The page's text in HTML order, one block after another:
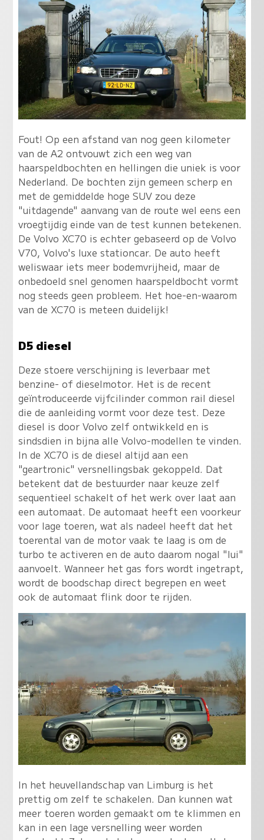
Fout! Op een afstand van nog geen kilometer
van de A2 ontvouwt zich een weg van
haarspeldbochten en hellingen die uniek is voor
Nederland. De bochten zijn gemeen scherp en
met de gemiddelde hoge SUV zou deze
"uitdagende" aanvang van de route wel eens een
vroegtijdig einde van de test kunnen betekenen.
De Volvo XC70 is echter gebaseerd op de Volvo
V70, Volvo's luxe stationcar. De auto heeft
weliswaar iets meer bodemvrijheid, maar de
onbedoeld snel genomen haarspeldbocht vormt
nog steeds geen probleem. Het hoe-en-waarom
van de XC70 is meteen duidelijk!
D5 diesel
Deze stoere verschijning is leverbaar met
benzine- of dieselmotor. Het is de recent
geïntroduceerde vijfcilinder common rail diesel
die de aanleiding vormt voor deze test. Deze
diesel is door Volvo zelf ontwikkeld en is
sindsdien in bijna alle Volvo-modellen te vinden.
In de XC70 is de diesel altijd aan een
"geartronic" versnellingsbak gekoppeld. Dat
betekent dat de bestuurder naar keuze zelf
sequentieel schakelt of het werk over laat aan
een automaat. De automaat heeft een voorkeur
voor lage toeren, wat als nadeel heeft dat het
toerental van de motor vaak te laag is om de
turbo te activeren en de auto daarom nogal "lui"
aanvoelt. Wanneer het gas fors wordt ingetrapt,
wordt de boodschap direct begrepen en weet
ook de automaat flink door te rijden.
In het heuvellandschap van Limburg is het
prettig om zelf te schakelen. Dan kunnen wat
meer toeren worden gemaakt om te klimmen en
kan in een lage versnelling weer worden